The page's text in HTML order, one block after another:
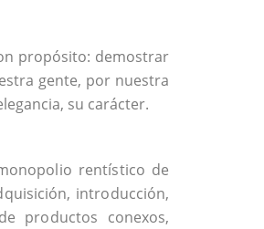
propósito: demostrar
gente, por nuestra
su carácter.
rentístico de
introducción,
productos conexos,